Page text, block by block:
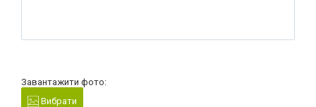
Завантажити фото:
Вибрати